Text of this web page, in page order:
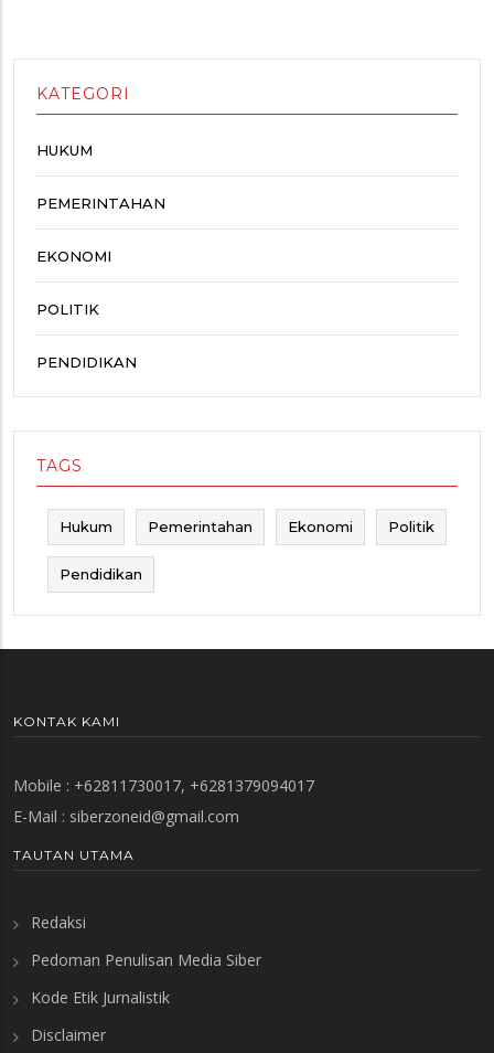
KATEGORI
HUKUM
PEMERINTAHAN
EKONOMI
POLITIK
PENDIDIKAN
TAGS
Hukum Pemerintahan Ekonomi Politik
Pendidikan
KONTAK KAMI
Mobile : +62811730017, +6281379094017
E-Mail : siberzoneid@gmail.com
TAUTAN UTAMA
Redaksi
Pedoman Penulisan Media Siber
Kode Etik Jurnalistik
Disclaimer